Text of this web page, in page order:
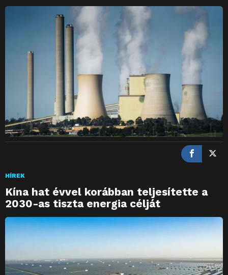
HÍREK
Kína hat évvel korábban teljesítette a
2030-as tiszta energia célját